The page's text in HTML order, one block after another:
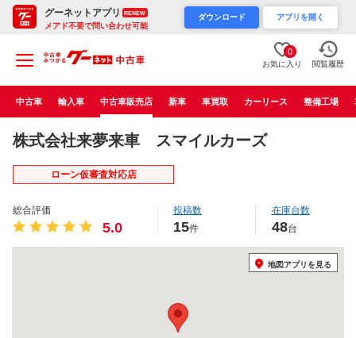
グーネットアプリ RENEW
メアド不要で問い合わせ可能
ダウンロード アプリを開く
0
お気に入り 閲覧履歴
中古車 輸入車 中古車販売店 新車 車買取 カーリース 整備工場
株式会社来夢来車 スマイルカーズ
ローン仮審査対応店
総合評価
5.0
投稿数
15件
在庫台数
48台
地図アプリを見る